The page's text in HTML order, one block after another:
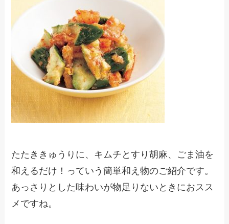
たたききゅうりに、キムチとすり胡麻、ごま油を
和えるだけ！っていう簡単和え物のご紹介です。
あっさりとした味わいが物足りないときにおスス
メですね。